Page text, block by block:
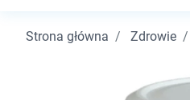
Strona główna Zdrowie